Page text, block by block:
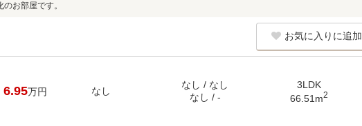
のお部屋です。
お気に入りに追加
6.95万円 なし
なし / なし
なし / -
3LDK
66.51m2